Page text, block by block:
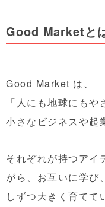
Good Marketと
Good Market は、
「人にも地球にもや
小さなビジネスや起
それぞれが持つアイ
がら、お互いに学び
しずつ大きく育てて